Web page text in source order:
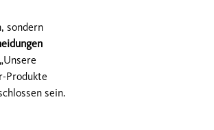
sondern
Produkte
sein.